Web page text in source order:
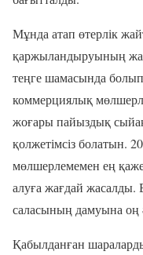
Мұнда атап өтерлік
қаржыландыруының
теңге шамасында
коммерциялық
жоғары пайыздық
қолжетімсіз болатын.
мөлшерлемемен ең
алуға жағдай
саласының дамуына оң
Қабылданған